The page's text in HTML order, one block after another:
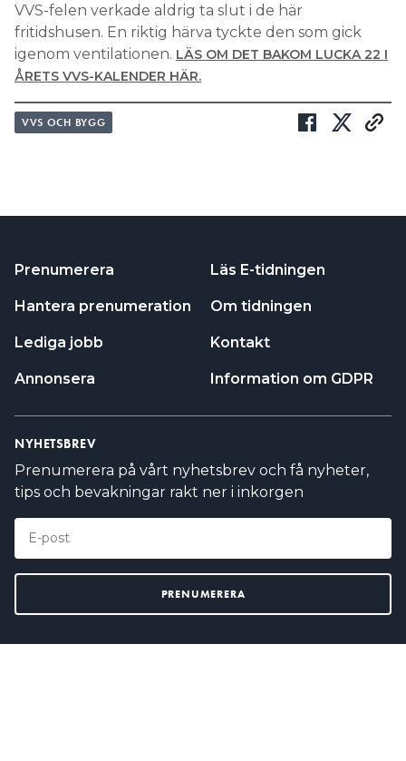
VVS-felen verkade aldrig ta slut i de här
fritidshusen. En riktig härva tyckte den som gick
igenom ventilationen. LÄS OM DET BAKOM LUCKA 22 I
ÅRETS VVS-KALENDER HÄR.
VVS OCH BYGG
Prenumerera
Hantera prenumeration
Lediga jobb
Annonsera
Läs E-tidningen
Om tidningen
Kontakt
Information om GDPR
NYHETSBREV
Prenumerera på vårt nyhetsbrev och få nyheter,
tips och bevakningar rakt ner i inkorgen